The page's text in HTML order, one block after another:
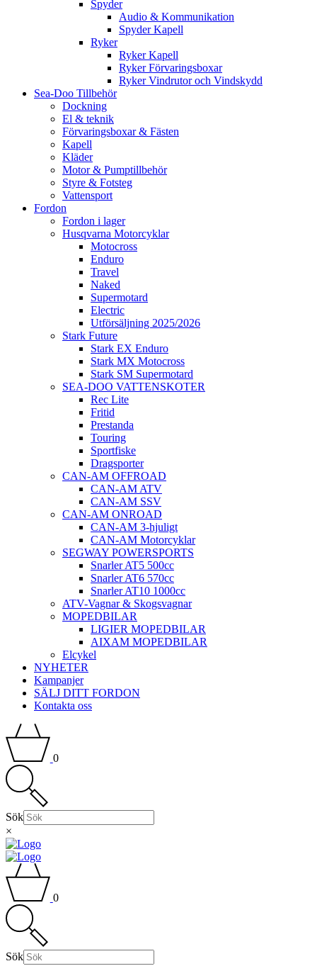
Spyder
Audio & Kommunikation
Spyder Kapell
Ryker
Ryker Kapell
Ryker Förvaringsboxar
Ryker Vindrutor och Vindskydd
Sea-Doo Tillbehör
Dockning
El & teknik
Förvaringsboxar & Fästen
Kapell
Kläder
Motor & Pumptillbehör
Styre & Fotsteg
Vattensport
Fordon
Fordon i lager
Husqvarna Motorcyklar
Motocross
Enduro
Travel
Naked
Supermotard
Electric
Utförsäljning 2025/2026
Stark Future
Stark EX Enduro
Stark MX Motocross
Stark SM Supermotard
SEA-DOO VATTENSKOTER
Rec Lite
Fritid
Prestanda
Touring
Sportfiske
Dragsporter
CAN-AM OFFROAD
CAN-AM ATV
CAN-AM SSV
CAN-AM ONROAD
CAN-AM 3-hjuligt
CAN-AM Motorcyklar
SEGWAY POWERSPORTS
Snarler AT5 500cc
Snarler AT6 570cc
Snarler AT10 1000cc
ATV-Vagnar & Skogsvagnar
MOPEDBILAR
LIGIER MOPEDBILAR
AIXAM MOPEDBILAR
Elcykel
NYHETER
Kampanjer
SÄLJ DITT FORDON
Kontakta oss
0
Sök
×
0
Sök